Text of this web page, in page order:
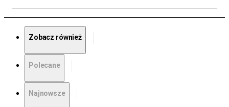
Zobacz również
Polecane
Najnowsze